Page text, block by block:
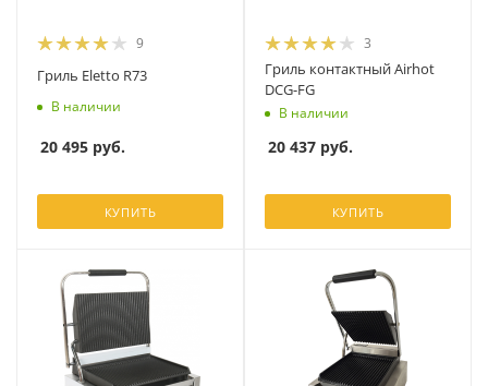
9
Гриль Eletto R73
В наличии
20 495 руб.
КУПИТЬ
3
Гриль контактный Airhot
DCG-FG
В наличии
20 437 руб.
КУПИТЬ